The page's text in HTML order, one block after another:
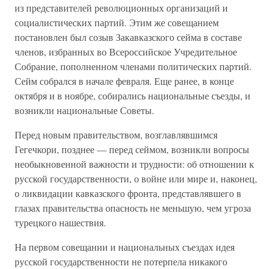
из представителей революционных организаций и
социалистических партий. Этим же совещанием
постановлен был созыв Закавказского сейма в составе
членов, избранных во Всероссийское Учредительное
Собрание, пополненном членами политических партий.
Сейм собрался в начале февраля. Еще ранее, в конце
октября и в ноябре, собирались национальные съезды, и
возникли национальные Советы.
Перед новым правительством, возглавлявшимся
Гегечкори, позднее — перед сеймом, возникли вопросы
необыкновенной важности и трудности: об отношении к
русской государственности, о войне или мире и, наконец,
о ликвидации кавказского фронта, представлявшего в
глазах правительства опасность не меньшую, чем угроза
турецкого нашествия.
На первом совещании и национальных съездах идея
русской государственности не потерпела никакого